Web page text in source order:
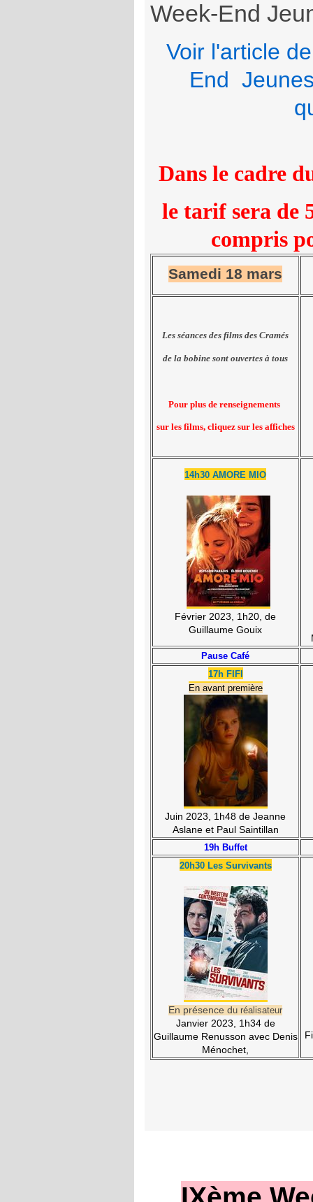
Week-End
Voir l'article
End
Dans le cadre
le tarif sera de
compris
Samedi 18 mars
Les séances des films des Cramés
de la bobinesont ouvertes à tous
Pour plus de renseignements
sur les films, cliquez sur les affiches
14h30 AMORE MIO
Février 2023, 1h20, de
Guillaume Gouix
Pause Café
17h FIFI
En avant première
Juin 2023, 1h48 de Jeanne
Aslane et Paul Saintillan
19h Buffet
20h30 Les Survivants
En présence du réalisateur
Janvier 2023, 1h34 de
Guillaume Renusson avec Denis
Ménochet,